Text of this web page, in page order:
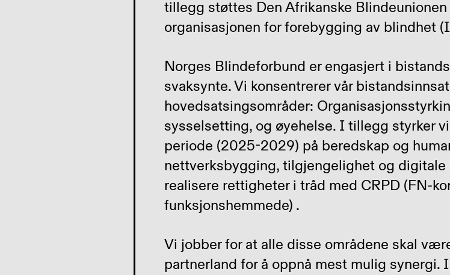
tillegg støttes Den Afrikanske
organisasjonen for forebygging av blindhet
Norges Blindeforbund er engasjert i
svaksynte. Vi konsentrerer vår
hovedsatsingsområder:
sysselsetting, og øyehelse. I tillegg styrker
periode (2025-2029) på beredskap og
nettverksbygging, tilgjengelighet og digitale
realisere rettigheter i tråd med CRPD (FN-
funksjonshemmede) .
Vi jobber for at alle disse områdene skal
partnerland for å oppnå mest mulig